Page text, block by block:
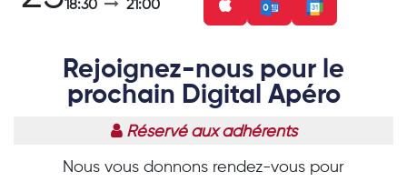
18:30
21:00
Rejoignez-nous pour le
prochain Digital Apéro
Réservé aux adhérents
Nous vous donnons rendez-vous pour